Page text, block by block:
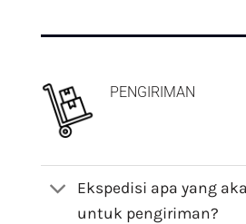
PENGIRIMAN
Ekspedisi apa yang
untuk pengiriman?